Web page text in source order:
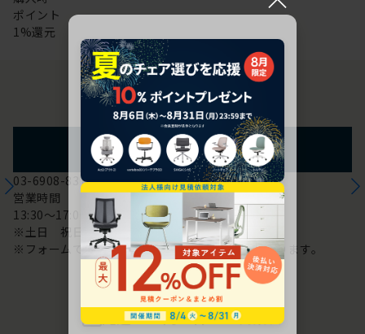
ポイント
1%還元
お問い合わせ
フォームからのお問い合わせ
03-6908-8370
営業時間
13:30～17:00
※土日 祝日は休み
※フォームでのお問い合わせは24時間対応しております。
配送・お問い合わせ営業日